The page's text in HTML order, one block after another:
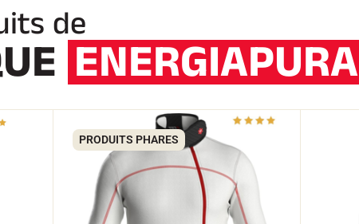
de
ENERGIAPURA
PRODUITS PHARES